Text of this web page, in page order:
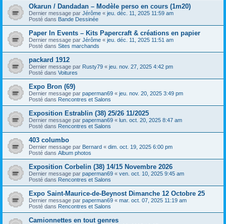
Okarun / Dandadan – Modèle perso en cours (1m20)
Dernier message par Jérôme « jeu. déc. 11, 2025 11:59 am
Posté dans Bande Dessinée
Paper In Events – Kits Papercraft & créations en papier
Dernier message par Jérôme « jeu. déc. 11, 2025 11:51 am
Posté dans Sites marchands
packard 1912
Dernier message par Rusty79 « jeu. nov. 27, 2025 4:42 pm
Posté dans Voitures
Expo Bron (69)
Dernier message par paperman69 « jeu. nov. 20, 2025 3:49 pm
Posté dans Rencontres et Salons
Exposition Estrablin (38) 25/26 11/2025
Dernier message par paperman69 « lun. oct. 20, 2025 8:47 am
Posté dans Rencontres et Salons
403 columbo
Dernier message par Bernard « dim. oct. 19, 2025 6:00 pm
Posté dans Album photos
Exposition Corbelin (38) 14/15 Novembre 2026
Dernier message par paperman69 « ven. oct. 10, 2025 9:45 am
Posté dans Rencontres et Salons
Expo Saint-Maurice-de-Beynost Dimanche 12 Octobre 25
Dernier message par paperman69 « mar. oct. 07, 2025 11:19 am
Posté dans Rencontres et Salons
Camionnettes en tout genres